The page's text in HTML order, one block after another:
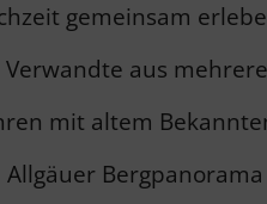
gemeinsam
Verwandte aus
mit altem
Bergpanorama